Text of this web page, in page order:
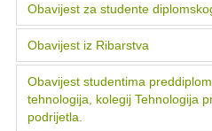
Obavijest za studente
Obavijest iz Ribarstva
Obavijest studentima
tehnologija, kolegij Tehnologija
podrijetla.